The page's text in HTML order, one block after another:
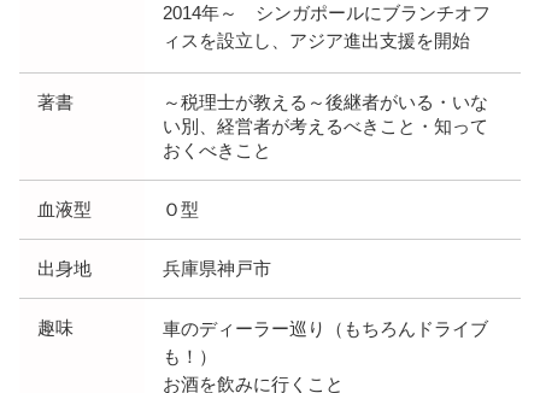
2014年～ シンガポールにブランチオフ
ィスを設立し、アジア進出支援を開始
著書
～税理士が教える～後継者がいる・いな
い別、経営者が考えるべきこと・知って
おくべきこと
血液型 Ｏ型
出身地 兵庫県神戸市
趣味
車のディーラー巡り（もちろんドライブ
も！）
お酒を飲みに行くこと